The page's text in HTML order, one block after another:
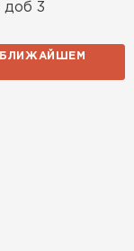
доб 3
БЛИЖАЙШЕМ